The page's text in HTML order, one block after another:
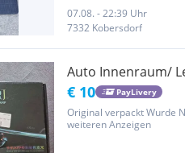
07.08. - 22:39 Uhr
7332 Kobersdorf
Auto Innenraum/
€ 10 PayLivery
Original verpackt Wurde
weiteren Anzeigen